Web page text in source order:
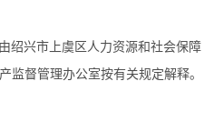
绍兴市上虞区人力资源和社会保障
监督管理办公室按有关规定解释。